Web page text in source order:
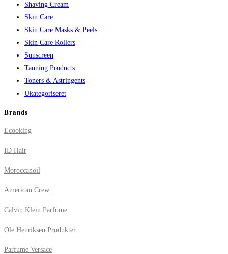
Shaving Cream
Skin Care
Skin Care Masks & Peels
Skin Care Rollers
Sunscreen
Tanning Products
Toners & Astringents
Ukategoriseret
Brands
Ecooking
ID Hair
Moroccanoil
American Crew
Calvin Klein Parfume
Ole Henriksen Produkter
Parfume Versace